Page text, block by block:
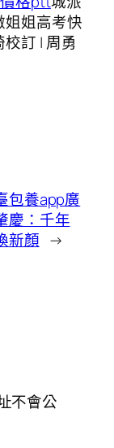
姐姐高考快
訂 | 周勇
包養app廣
慶：千年
新顏 →
不會公